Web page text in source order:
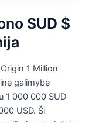
SUD $
1 Million
galimybę
1 000 000 SUD
USD. Ši